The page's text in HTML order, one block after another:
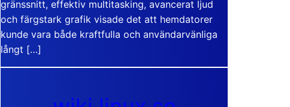
gränssnitt, effektiv multitasking, avancerat ljud
och färgstark grafik visade det att hemdatorer
kunde vara både kraftfulla och användarvänliga
långt […]